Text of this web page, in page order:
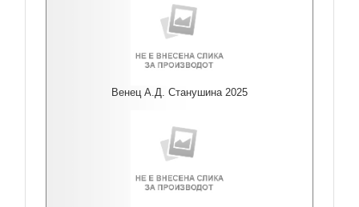
Венец А.Д. Станушина 2025